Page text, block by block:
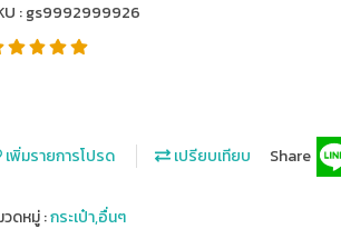
: gs9992999926
เพิ่มรายการโปรด เปรียบเทียบ Share
วดหมู่ :กระเป๋า,อื่นๆ